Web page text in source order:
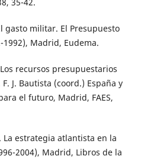
35-42.
gasto militar. El Presupuesto
1992), Madrid, Eudema.
recursos presupuestarios
J. Bautista (coord.) España y
el futuro, Madrid, FAES,
La estrategia atlantista en la
2004), Madrid, Libros de la